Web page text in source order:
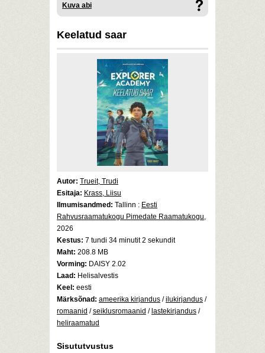
Kuva abi
Keelatud saar
Autor: Trueit, Trudi
Esitaja: Krass, Liisu
Ilmumisandmed: Tallinn : Eesti
Rahvusraamatukogu Pimedate Raamatukogu,
2026
Kestus: 7 tundi 34 minutit 2 sekundit
Maht: 208.8 MB
Vorming: DAISY 2.02
Laad: Helisalvestis
Keel: eesti
Märksõnad: ameerika kirjandus /ilukirjandus /
romaanid /seiklusromaanid / lastekirjandus /
heliraamatud
Sisututvustus